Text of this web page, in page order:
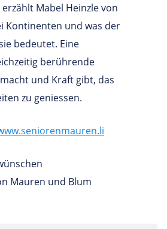
Mabel Heinzle von
Kontinenten und was der
bedeutet. Eine
berührende
und Kraft gibt, das
zu geniessen.
Mauren und Blum